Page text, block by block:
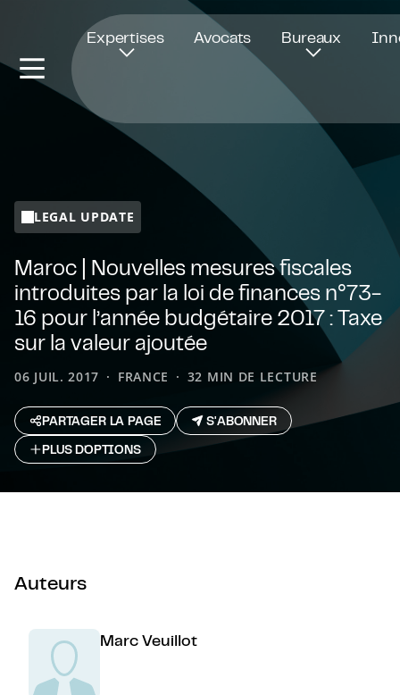
Expertises Avocats Bureaux
LEGAL UPDATE
Maroc | Nouvelles mesures fiscales
introduites par la loi de finances n°73-
16 pour l’année budgétaire 2017 : Taxe
sur la valeur ajoutée
06 JUIL. 2017 FRANCE 32 MIN DE LECTURE
PARTAGER LA PAGE
S'ABONNER
PLUS D`OPTIONS
Auteurs
Marc Veuillot
Ouvre dans une nouvelle fenêtre